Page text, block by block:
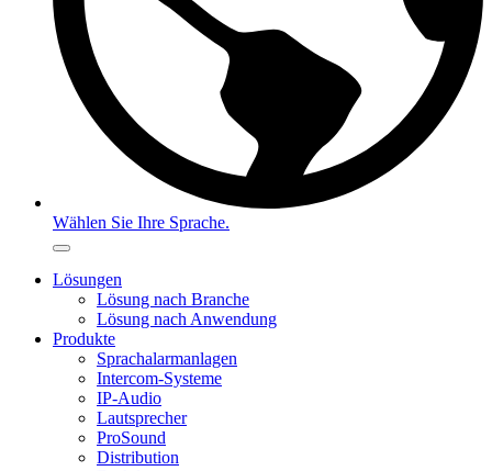
Wählen Sie Ihre Sprache.
Lösungen
Lösung nach Branche
Lösung nach Anwendung
Produkte
Sprachalarmanlagen
Intercom-Systeme
IP-Audio
Lautsprecher
ProSound
Distribution